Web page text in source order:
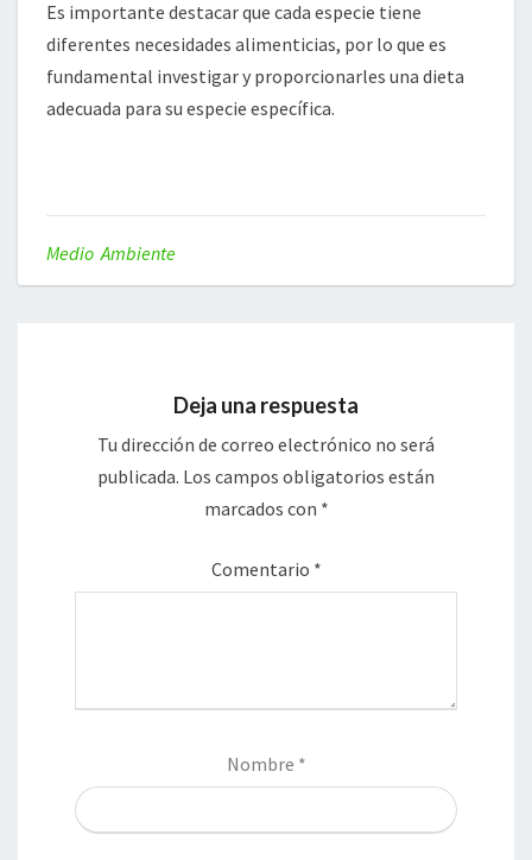
Es importante destacar que cada especie tiene
diferentes necesidades alimenticias, por lo que es
fundamental investigar y proporcionarles una dieta
adecuada para su especie específica.
Medio Ambiente
Deja una respuesta
Tu dirección de correo electrónico no será
publicada. Los campos obligatorios están
marcados con *
Comentario *
Nombre *